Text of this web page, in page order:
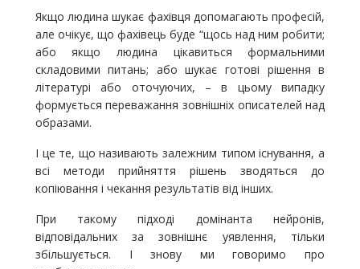
Якщо людина шукає фахівця допомагають професій,
але очікує, що фахівець буде “щось над ним робити;
або якщо людина цікавиться формальними
складовими питань; або шукає готові рішення в
літературі або оточуючих, – в цьому випадку
формується переважання зовнішніх описателей над
образами.
І це те, що називають залежним типом існування, а
всі методи прийняття рішень зводяться до
копіювання і чекання результатів від інших.
При такому підході домінанта нейронів,
відповідальних за зовнішнє уявлення, тільки
збільшується. І знову ми говоримо про